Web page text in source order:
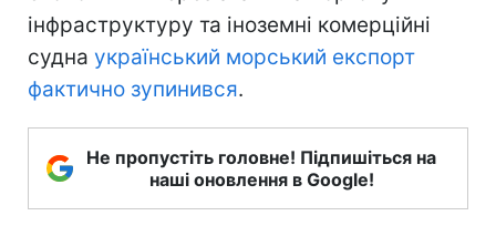
інфраструктуру та іноземні комерційні
судна український морський експорт
фактично зупинився.
Не пропустіть головне! Підпишіться на
наші оновлення в Google!